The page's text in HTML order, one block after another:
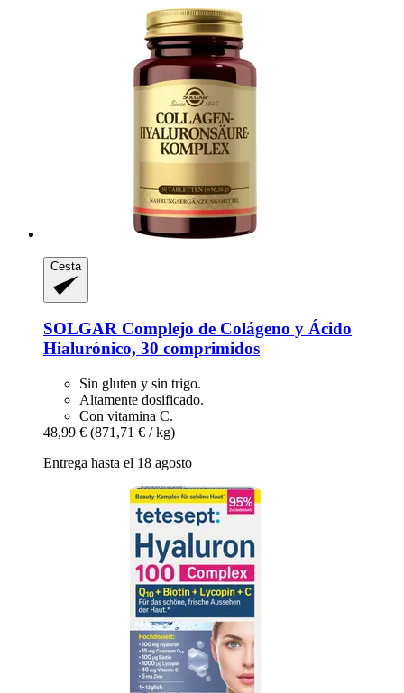
Cesta
SOLGAR Complejo de Colágeno y Ácido
Hialurónico, 30 comprimidos
Sin gluten y sin trigo.
Altamente dosificado.
Con vitamina C.
48,99 € (871,71 € / kg)
Entrega hasta el 18 agosto